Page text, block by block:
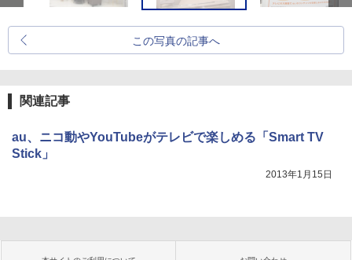
この写真の記事へ
関連記事
au、ニコ動やYouTubeがテレビで楽しめる「Smart TV
Stick」
2013年1月15日